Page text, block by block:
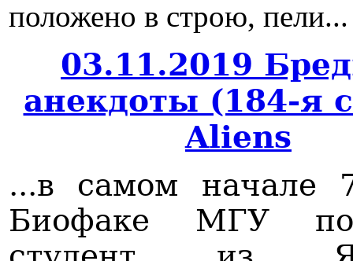
положено в строю, пели...
03.11.2019
анекдоты (184-я
Aliens
...в самом начале
Биофаке МГУ